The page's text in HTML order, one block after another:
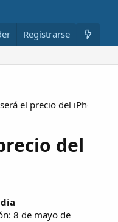
Miembros
Registrarse
el precio del iPhone
del
8 de mayo de